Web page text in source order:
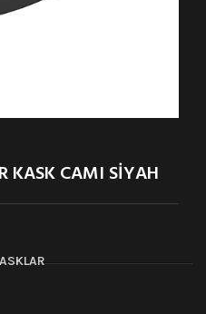
KASK CAMI SİYAH